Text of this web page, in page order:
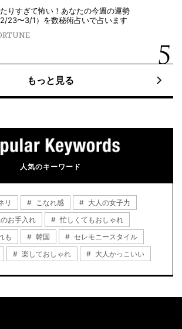
りすぎて怖い！あなたの今週の運勢
2/23〜3/1）を数秘術占いで占います
もっと見る
人気のキーワード
リ こなれ感
大人の女子力
お手入れ
忙しくてもおしゃれ
も
韓国
セレモニースタイル
楽しておしゃれ 大人かっこいい